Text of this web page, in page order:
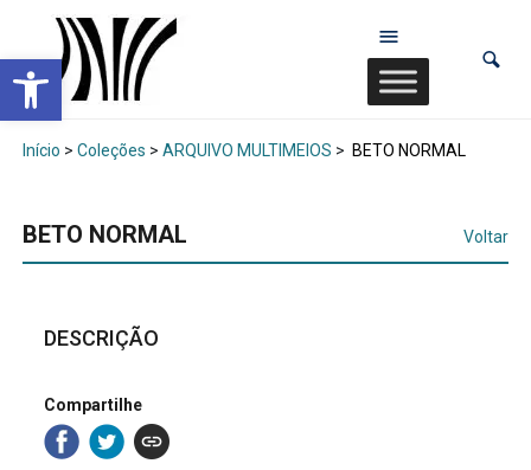
Abrir a barra de ferramentas
Início > Coleções > ARQUIVO MULTIMEIOS > BETO NORMAL
BETO NORMAL Voltar
DESCRIÇÃO
Compartilhe